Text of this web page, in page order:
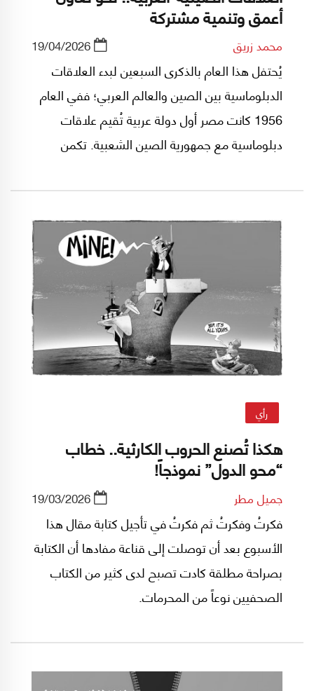
أعمق وتنمية مشتركة
محمد زريق 19/04/2026
يُحتفل هذا العام بالذكرى السبعين لبدء العلاقات
الدبلوماسية بين الصين والعالم العربي؛ ففي العام
1956 كانت مصر أول دولة عربية تُقيم علاقات
دبلوماسية مع جمهورية الصين الشعبية. تكمن
دعائم علاقة نمت بسرعة وسلاسة بين الأمتين
الصينية والعربية، لتشمل الدبلوماسية، التجارة،
الطاقة، البنية التحتية، التكنولوجيا والتبادل الثقافي.
رأي
هكذا تُصنع الحروب الكارثية.. خطاب
“محو الدول” نموذجاً!
جميل مطر 19/03/2026
فكرتُ وفكرتُ ثم فكرتُ في تأجيل كتابة مقال هذا
الأسبوع بعد أن توصلت إلى قناعة مفادها أن الكتابة
بصراحة مطلقة كادت تصبح لدى كثير من الكتاب
الصحفيين نوعاً من المحرمات.